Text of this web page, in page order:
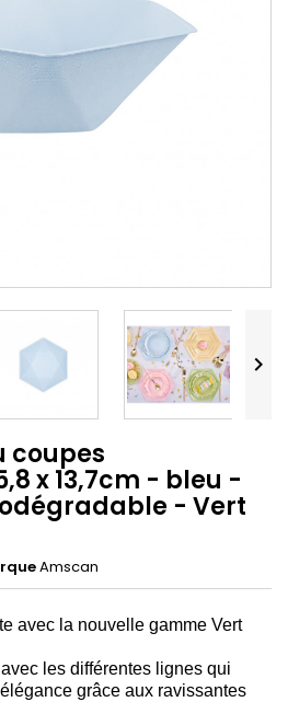

coupes
x 13,7cm - bleu -
- Vert
Amscan
avec la nouvelle gamme Vert
les différentes lignes qui
grâce aux ravissantes